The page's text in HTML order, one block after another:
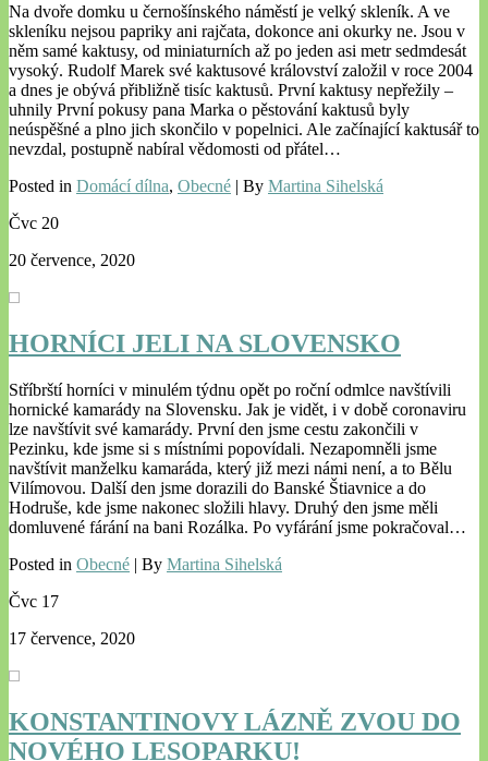
Na dvoře domku u černošínského náměstí je velký skleník. A ve
skleníku nejsou papriky ani rajčata, dokonce ani okurky ne. Jsou v
něm samé kaktusy, od miniaturních až po jeden asi metr sedmdesát
vysoký. Rudolf Marek své kaktusové království založil v roce 2004
a dnes je obývá přibližně tisíc kaktusů. První kaktusy nepřežily –
uhnily První pokusy pana Marka o pěstování kaktusů byly
neúspěšné a plno jich skončilo v popelnici. Ale začínající kaktusář to
nevzdal, postupně nabíral vědomosti od přátel…
Posted in Domácí dílna, Obecné | By Martina Sihelská
Čvc 20
20 července, 2020
HORNÍCI JELI NA SLOVENSKO
Stříbrští horníci v minulém týdnu opět po roční odmlce navštívili
hornické kamarády na Slovensku. Jak je vidět, i v době coronaviru
lze navštívit své kamarády. První den jsme cestu zakončili v
Pezinku, kde jsme si s místními popovídali. Nezapomněli jsme
navštívit manželku kamaráda, který již mezi námi není, a to Bělu
Vilímovou. Další den jsme dorazili do Banské Štiavnice a do
Hodruše, kde jsme nakonec složili hlavy. Druhý den jsme měli
domluvené fárání na bani Rozálka. Po vyfárání jsme pokračoval…
Posted in Obecné | By Martina Sihelská
Čvc 17
17 července, 2020
KONSTANTINOVY LÁZNĚ ZVOU DO
NOVÉHO LESOPARKU!